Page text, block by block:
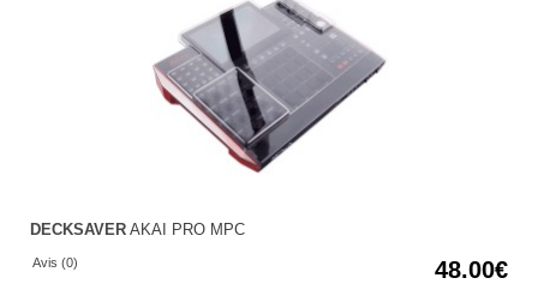
DECKSAVER AKAI PRO MPC
Avis (0) 48.00